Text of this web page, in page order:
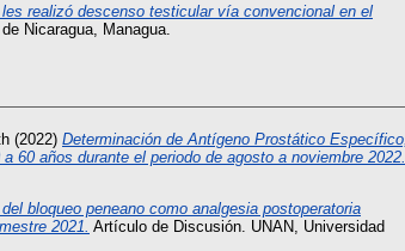
realizó descenso testicular vía convencional en el
Nicaragua, Managua.
(2022) Determinación de Antígeno Prostático Específico,
años durante el periodo de agosto a noviembre 2022.
bloqueo peneano como analgesia postoperatoria
2021. Artículo de Discusión. UNAN, Universidad